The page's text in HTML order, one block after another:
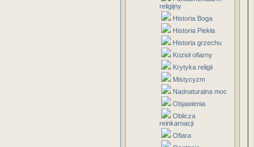
religijny
Historia Boga
Historia Piekła
Historia grzechu
Kozioł ofiarny
Krytyka religii
Mistycyzm
Nadnaturalna moc
Objawienia
Oblicza
reinkarnacji
Ofiara